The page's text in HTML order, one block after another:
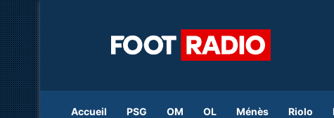
Accueil PSG OM OL Ménès Riolo